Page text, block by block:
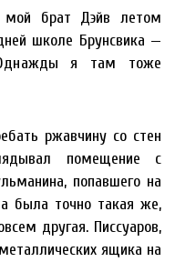
брат Дэйв летом
школе Брунсвика —
я там тоже
ржавчину со стен
помещение с
попавшего на
была точно такая же,
другая. Писсуаров,
ящика на